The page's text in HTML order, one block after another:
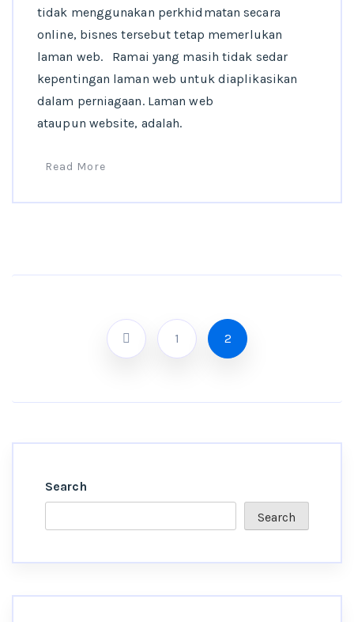
tidak menggunakan perkhidmatan secara
online, bisnes tersebut tetap memerlukan
laman web. Ramai yang masih tidak sedar
kepentingan laman web untuk diaplikasikan
dalam perniagaan. Laman web
ataupun website, adalah.
Read More
1 2
Search
Search